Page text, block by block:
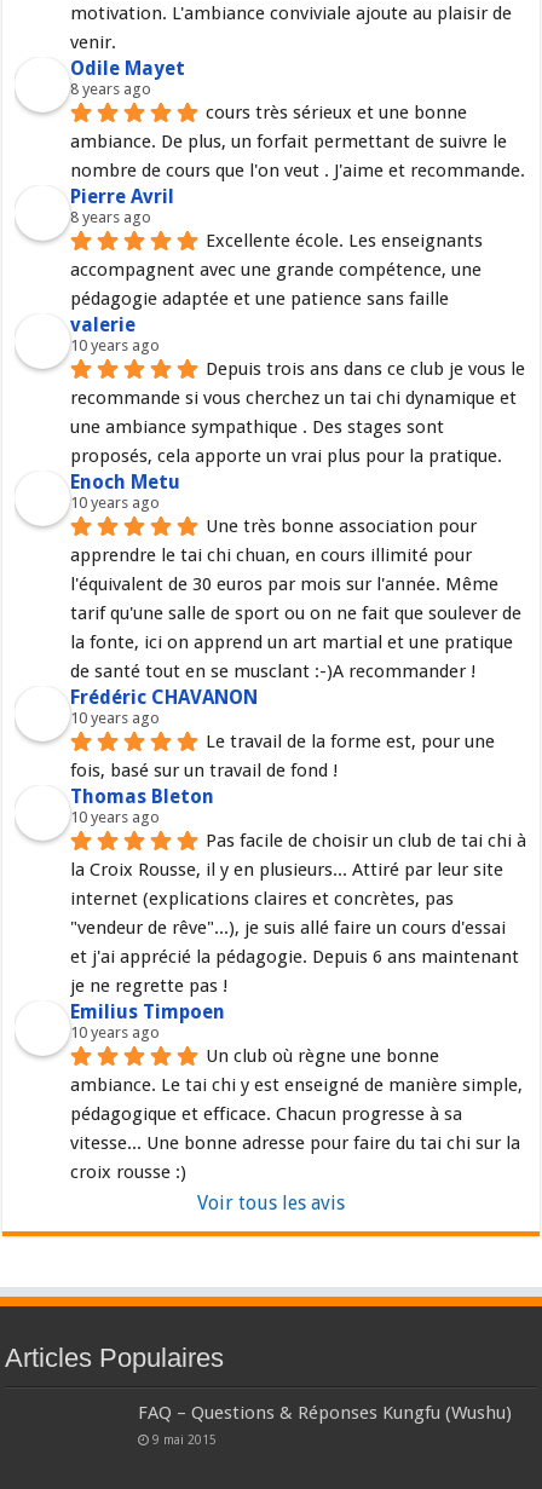
motivation. L'ambiance conviviale ajoute au plaisir de
venir.
Odile Mayet
8 years ago
cours très sérieux et une bonne
ambiance. De plus, un forfait permettant de suivre le
nombre de cours que l'on veut . J'aime et recommande.
Pierre Avril
8 years ago
Excellente école. Les enseignants
accompagnent avec une grande compétence, une
pédagogie adaptée et une patience sans faille
valerie
10 years ago
Depuis trois ans dans ce club je vous le
recommande si vous cherchez un tai chi dynamique et
une ambiance sympathique . Des stages sont
proposés, cela apporte un vrai plus pour la pratique.
Enoch Metu
10 years ago
Une très bonne association pour
apprendre le tai chi chuan, en cours illimité pour
l'équivalent de 30 euros par mois sur l'année. Même
tarif qu'une salle de sport ou on ne fait que soulever de
la fonte, ici on apprend un art martial et une pratique
de santé tout en se musclant :-)A recommander !
Frédéric CHAVANON
10 years ago
Le travail de la forme est, pour une
fois, basé sur un travail de fond !
Thomas Bleton
10 years ago
Pas facile de choisir un club de tai chi à
la Croix Rousse, il y en plusieurs... Attiré par leur site
internet (explications claires et concrètes, pas
"vendeur de rêve"...), je suis allé faire un cours d'essai
et j'ai apprécié la pédagogie. Depuis 6 ans maintenant
je ne regrette pas !
Emilius Timpoen
10 years ago
Un club où règne une bonne
ambiance. Le tai chi y est enseigné de manière simple,
pédagogique et efficace. Chacun progresse à sa
vitesse... Une bonne adresse pour faire du tai chi sur la
croix rousse :)
Voir tous les avis
Articles Populaires
FAQ – Questions & Réponses Kungfu (Wushu)
9 mai 2015